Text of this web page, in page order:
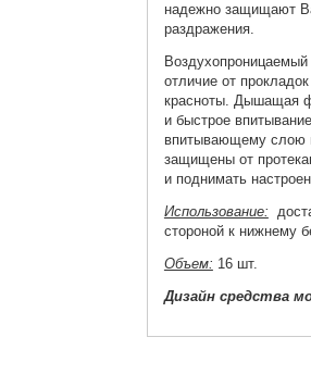
надежно защищают
раздражения.
отличие от
красноты. Дышащая
и быстрое
впитывающему слою
защищены от
и поднимать
Использование:
стороной к нижнему
Объем: 16 шт.
Дизайн средства